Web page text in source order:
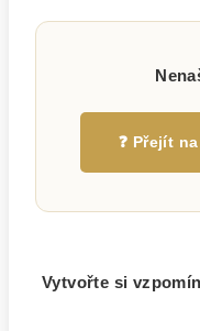
❓ Přejít
Vytvořte si